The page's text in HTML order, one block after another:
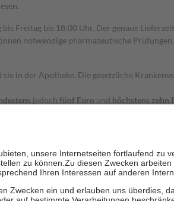
Freitag bis 18:00 Uhr. Der genaue
notwendige pharmazeutische
in der Apotheke. Die gesetzliche
jedoch fünf Euro und höchstens zehn
der Familie zu unterstützen, fallen